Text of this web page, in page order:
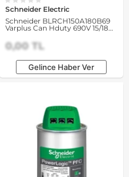
Schneider Electric
Schneider BLRCH150A180B69
Varplus Can Hduty 690V 15/18
0,00 TL
Gelince Haber Ver